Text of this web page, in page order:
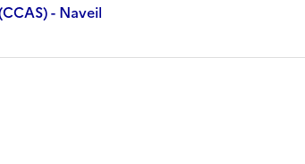
- Naveil